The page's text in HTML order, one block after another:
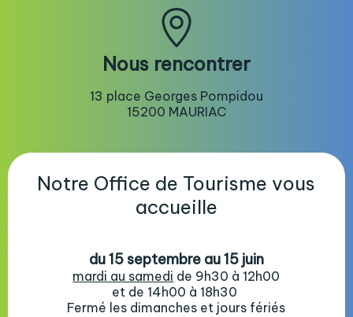
Nous rencontrer
13 place Georges Pompidou
15200 MAURIAC
Notre Office de Tourisme vous
accueille
du 15 septembre au 15 juin
mardi au samedi de 9h30 à 12h00
et de 14h00 à 18h30
Fermé les dimanches et jours fériés